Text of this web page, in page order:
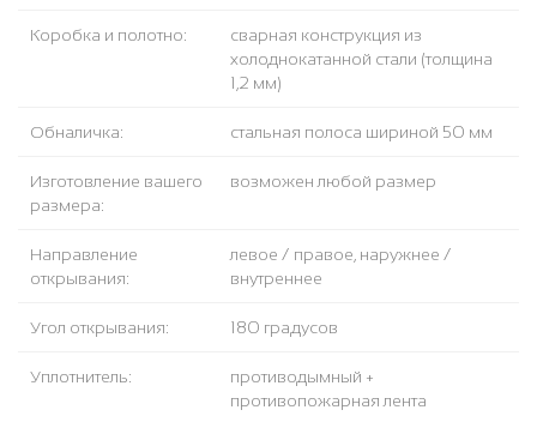
Коробка и полотно:
сварная конструкция из
холоднокатанной стали (толщина
1,2 мм)
Обналичка: стальная полоса шириной 50 мм
Изготовление вашего
размера:
возможен любой размер
Направление
открывания:
левое / правое, наружнее /
внутреннее
Угол открывания: 180 градусов
Уплотнитель:
противодымный +
противопожарная лента